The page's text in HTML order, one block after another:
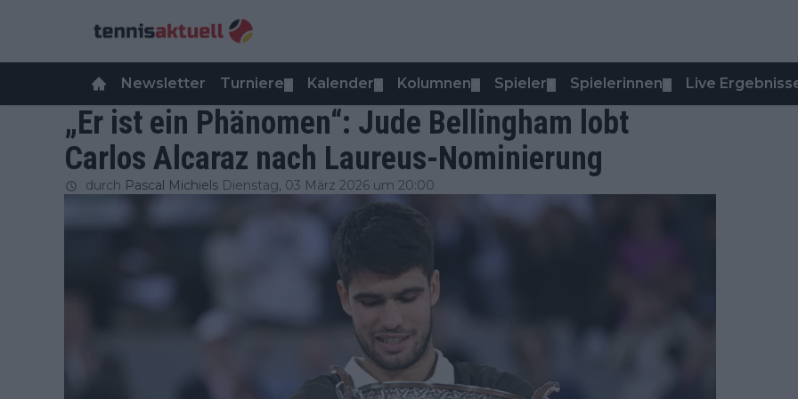
Newsletter Turniere Kalender Kolumnen Spieler Spielerinnen Live
„Er ist ein Phänomen“: Jude Bellingham lobt
Carlos Alcaraz nach Laureus-Nominierung
durch Pascal Michiels Dienstag, 03 März 2026 um 20:00